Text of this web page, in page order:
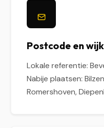
Postcode en
Lokale referentie:
Nabije plaatsen:
Romershoven,